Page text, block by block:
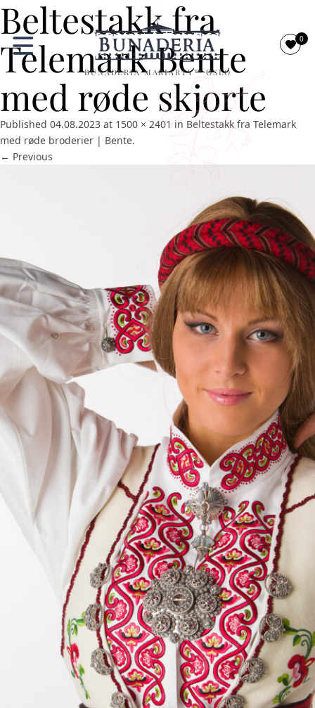
BUNADERIA MARIARTY™ OSLO
0
Beltestakk fra
Telemark Bente
med røde skjorte
Published 04.08.2023 at 1500 × 2401in Beltestakk fra Telemark
med røde broderier | Bente.
← Previous